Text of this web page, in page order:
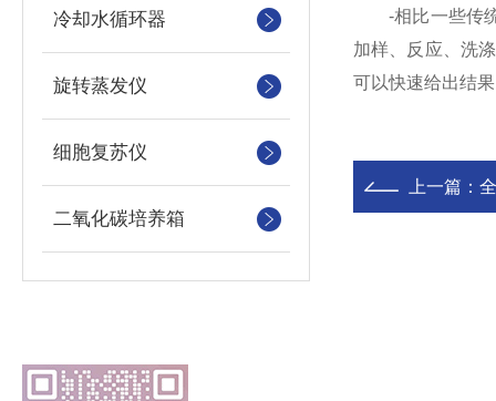
冷却水循环器
旋转蒸发仪
细胞复苏仪
二氧化碳培养箱
-相比一些传统
加样、反应、洗
可以快速给出结
上一篇：